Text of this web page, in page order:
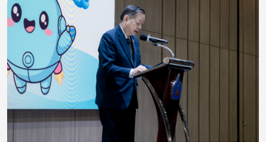
คุณภาพ พร้อมตอบโจทย์ความต้องการของตลาดแรงงาน และก้าวสู่การทำงานใน
ระดับนานาชาติอย่างมั่นใจ